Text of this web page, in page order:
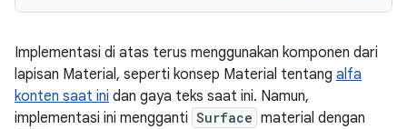
Implementasi di atas terus menggunakan komponen dari
lapisan Material, seperti konsep Material tentang alfa
konten saat ini dan gaya teks saat ini. Namun,
implementasi ini mengganti Surface material dengan